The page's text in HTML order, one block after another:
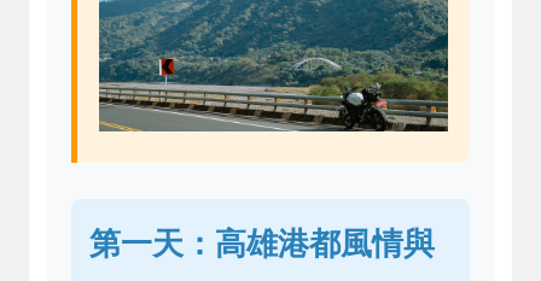
第一天：高雄港都風情與